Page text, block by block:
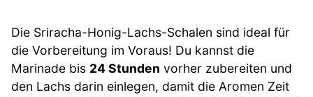
Die Sriracha-Honig-Lachs-Schalen sind ideal für
die Vorbereitung im Voraus! Du kannst die
Marinade bis 24 Stunden vorher zubereiten und
den Lachs darin einlegen, damit die Aromen Zeit